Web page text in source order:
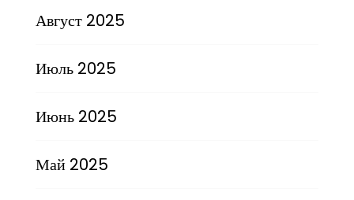
Август 2025
Июль 2025
Июнь 2025
Май 2025